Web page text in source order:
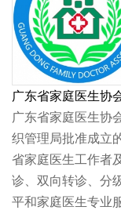
广东省家庭医生协
广东省家庭医生协
织管理局批准成立
省家庭医生工作者
诊、双向转诊、分
平和家庭医生专业